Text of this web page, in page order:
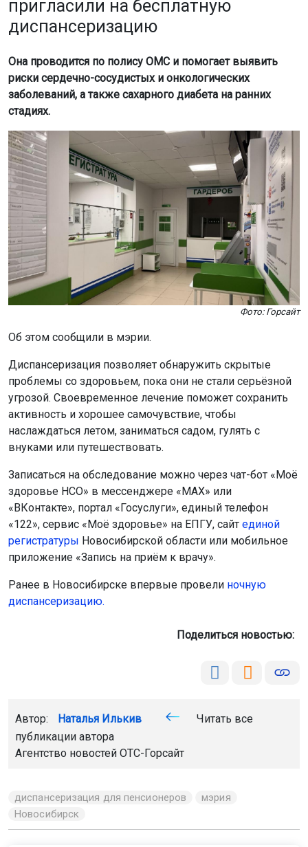
пригласили на бесплатную
диспансеризацию
Она проводится по полису ОМС и помогает выявить
риски сердечно-сосудистых и онкологических
заболеваний, а также сахарного диабета на ранних
стадиях.
Фото: Горсайт
Об этом сообщили в мэрии.
Диспансеризация позволяет обнаружить скрытые
проблемы со здоровьем, пока они не стали серьёзной
угрозой. Своевременное лечение поможет сохранить
активность и хорошее самочувствие, чтобы
наслаждаться летом, заниматься садом, гулять с
внуками или путешествовать.
Записаться на обследование можно через чат-бот «Моё
здоровье НСО» в мессенджере «MAX» или
«ВКонтакте», портал «Госуслуги», единый телефон
«122», сервис «Моё здоровье» на ЕПГУ, сайт единой
регистратуры Новосибирской области или мобильное
приложение «Запись на приём к врачу».
Ранее в Новосибирске впервые провели ночную
диспансеризацию.
Поделиться новостью:
Автор: Наталья Илькив
Читать все
публикации автора
Агентство новостей ОТС-Горсайт
диспансеризация для пенсионеров
мэрия
Новосибирск